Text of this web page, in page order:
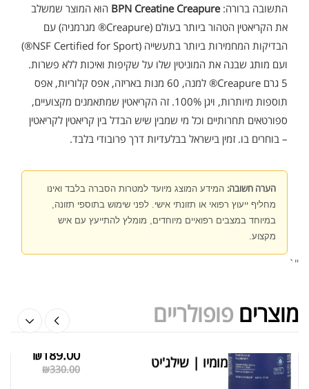
התשובה ברורה:BPN Creatine Creapure הוא המוצר שמשלב
את הקריאטין הטהור ביותר בעולם (Creapure® מגרמניה) עם
הבדיקות המחמירות ביותר בתעשייה (NSF Certified for Sport®)
ועם מותג שבנה את המוניטין שלו על שקיפות ואיכות ללא פשרות.
5 גרם Creapure® למנה, 60 מנות באריזה, אפס קלוריות, אפס
תוספות מיותרות, ויגן 100%. זה הקריאטין שמתאמנים מקצועיים,
ספורטאים תחרותיים וכל מי שמבין שיש הבדל בין קריאטין לקריאטין
– בוחרים בו. זמין בישראל בבלעדיות דרך פרובודי בלבד.
הערה חשובה: המידע המוצג מיועד למטרות הסברה בלבד ואינו
מחליף ייעוץ רפואי או תזונתי אישי. לפני שימוש בתוספי תזונה,
במיוחד במצבים רפואיים מיוחדים, מומלץ להתייעץ עם איש
מקצוע.
"`
מוצרים פופולריים
מציג 1–6 מתוך 524 תוצאות
אבקת חלבון כשרה ₪320.00
239.00
שייקר מקצועי פרובודי לחלבון או גיינר
₪20.00
₪500.00
₪369.00
מומיו | שילג'יט ₪330.00
₪189.00